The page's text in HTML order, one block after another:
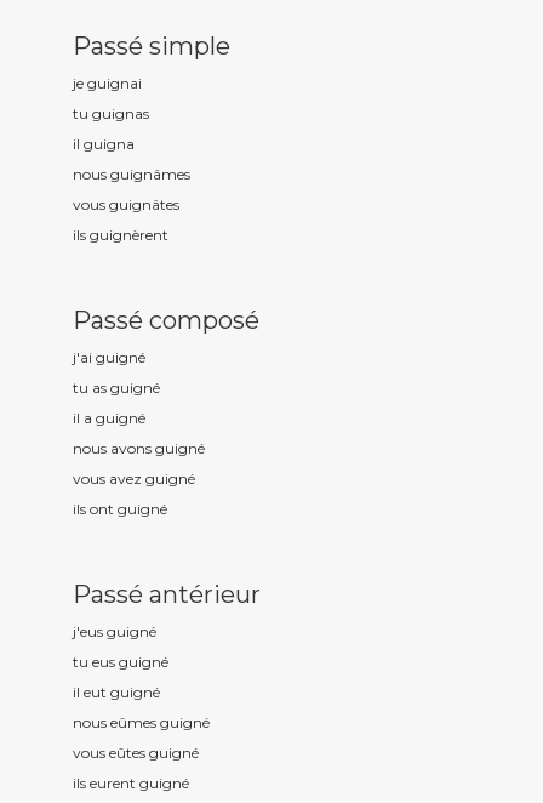
Passé simple
je guignai
tu guignas
il guigna
nous guignâmes
vous guignâtes
ils guignèrent
Passé composé
j'ai guigné
tu as guigné
il a guigné
nous avons guigné
vous avez guigné
ils ont guigné
Passé antérieur
j'eus guigné
tu eus guigné
il eut guigné
nous eûmes guigné
vous eûtes guigné
ils eurent guigné